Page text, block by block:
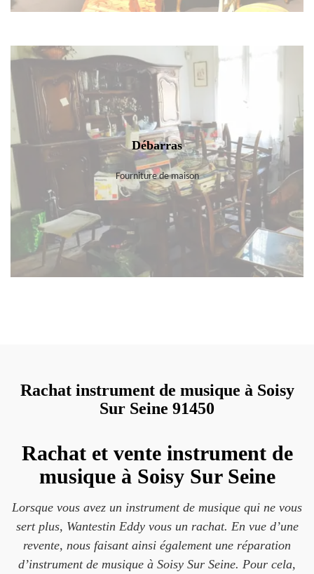
Débarras
Fourniture de maison
Rachat instrument de musique à Soisy
Sur Seine 91450
Rachat et vente instrument de
musique à Soisy Sur Seine
Lorsque vous avez un instrument de musique qui ne vous
sert plus, Wantestin Eddy vous un rachat. En vue d’une
revente, nous faisant ainsi également une réparation
d’instrument de musique à Soisy Sur Seine. Pour cela,